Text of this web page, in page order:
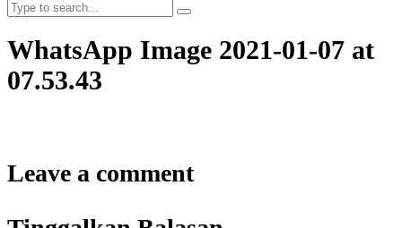
WhatsApp Image 2021-01-07 at
07.53.43
Leave a comment